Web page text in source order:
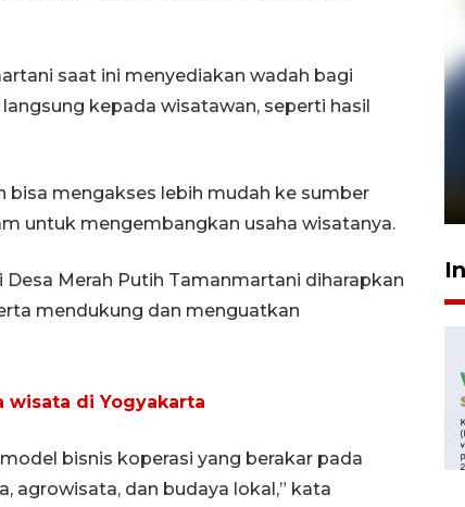
saat ini menyediakan wadah bagi
kepada wisatawan, seperti hasil
bisa mengakses lebih mudah ke sumber
untuk mengembangkan usaha wisatanya.
Merah Putih Tamanmartani diharapkan
mendukung dan menguatkan
wisata di Yogyakarta
bisnis koperasi yang berakar pada
agrowisata, dan budaya lokal,” kata
1 Juni 2026 05:47